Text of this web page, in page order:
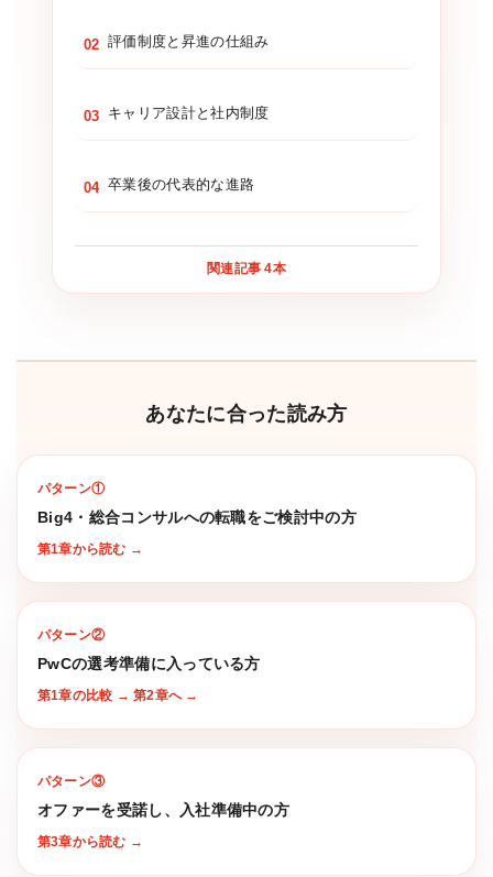
02 評価制度と昇進の仕組み
03 キャリア設計と社内制度
04 卒業後の代表的な進路
関連記事 4本
あなたに合った読み方
パターン①
Big4・総合コンサルへの転職をご検討中の方
第1章から読む
パターン②
PwCの選考準備に入っている方
第1章の比較 → 第2章へ
パターン③
オファーを受諾し、入社準備中の方
第3章から読む